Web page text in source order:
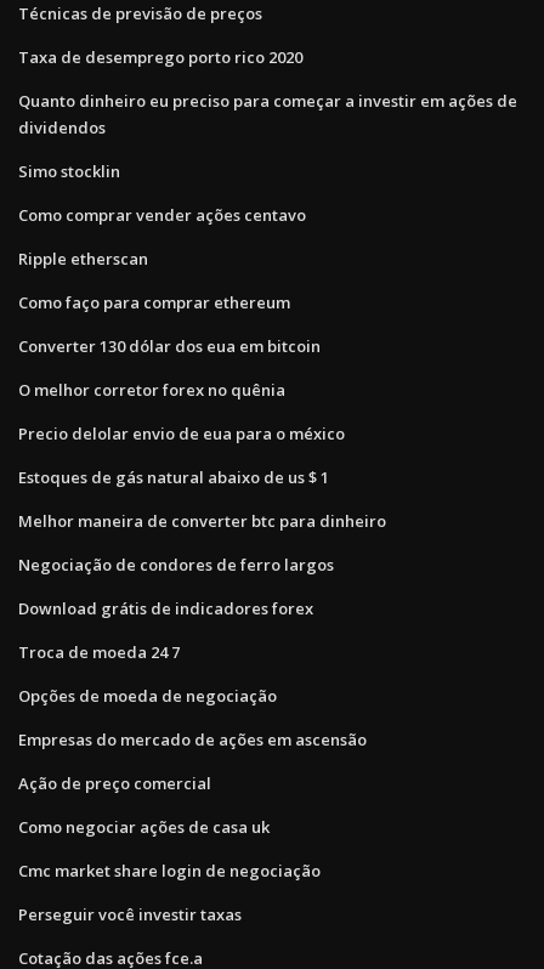
Técnicas de previsão de preços
Taxa de desemprego porto rico 2020
Quanto dinheiro eu preciso para começar a investir em ações de
dividendos
Simo stocklin
Como comprar vender ações centavo
Ripple etherscan
Como faço para comprar ethereum
Converter 130 dólar dos eua em bitcoin
O melhor corretor forex no quênia
Precio delolar envio de eua para o méxico
Estoques de gás natural abaixo de us $ 1
Melhor maneira de converter btc para dinheiro
Negociação de condores de ferro largos
Download grátis de indicadores forex
Troca de moeda 24 7
Opções de moeda de negociação
Empresas do mercado de ações em ascensão
Ação de preço comercial
Como negociar ações de casa uk
Cmc market share login de negociação
Perseguir você investir taxas
Cotação das ações fce.a